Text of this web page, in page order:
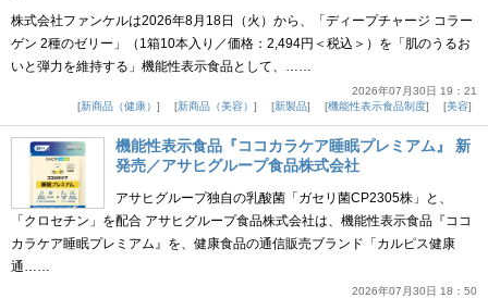
株式会社ファンケルは2026年8月18日（火）から、「ディープチャージ コラー
ゲン 2種のゼリー」（1箱10本入り／価格：2,494円＜税込＞）を「肌のうるお
いと弾力を維持する」機能性表示食品として、……
2026年07月30日 19：21
新商品（健康）
新商品（美容） 新製品 機能性表示食品制度 美容
機能性表示食品『ココカラケア睡眠プレミアム』 新
発売／アサヒグループ食品株式会社
アサヒグループ独自の乳酸菌「ガセリ菌CP2305株」と、
「クロセチン」を配合 アサヒグループ食品株式会社は、機能性表示食品『ココ
カラケア睡眠プレミアム』を、健康食品の通信販売ブランド「カルピス健康
通……
2026年07月30日 18：50